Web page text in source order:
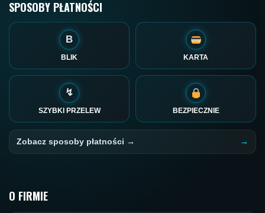
SPOSOBY PŁATNOŚCI
B
BLIK KARTA
↯
SZYBKI PRZELEW BEZPIECZNIE
Zobacz sposoby płatności →
O FIRMIE